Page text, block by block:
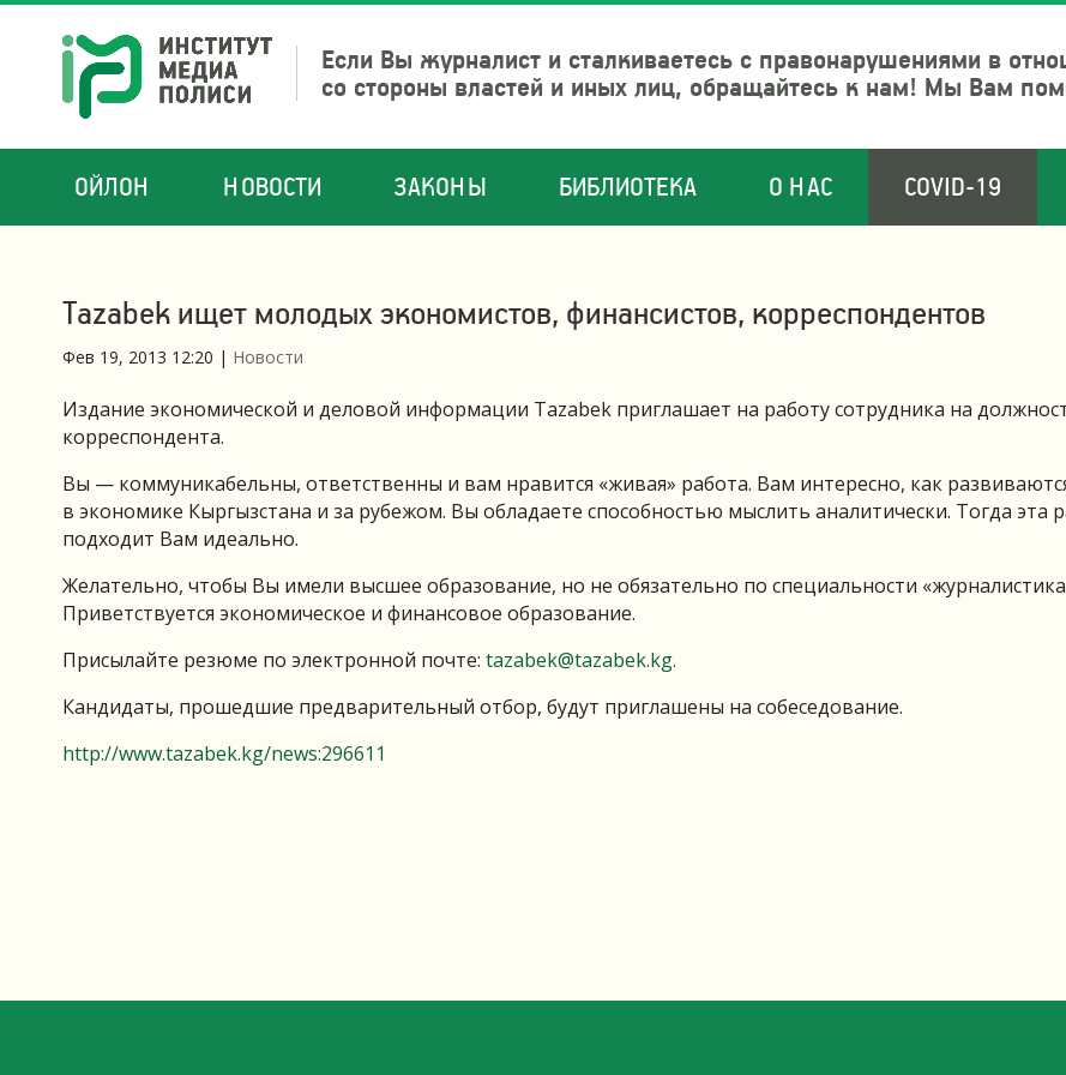
Если Вы журналист и сталкиваетесь с правонарушениями в
со стороны властей и иных лиц, обращайтесь к нам! Мы Вам
ОЙЛОН НОВОСТИ ЗАКОНЫ БИБЛИОТЕКА О НАС COVID-19
Tazabek ищет молодых экономистов, финансистов, корреспондентов
Фев 19, 2013 12:20 | Новости
Издание экономической и деловой информации Tazabek приглашает на работу сотрудника на
корреспондента.
Вы — коммуникабельны, ответственны и вам нравится «живая» работа. Вам интересно, как
в экономике Кыргызстана и за рубежом. Вы обладаете способностью мыслить аналитически. Тогда эта
подходит Вам идеально.
Желательно, чтобы Вы имели высшее образование, но не обязательно по специальности
Приветствуется экономическое и финансовое образование.
Присылайте резюме по электронной почте: tazabek@tazabek.kg.
Кандидаты, прошедшие предварительный отбор, будут приглашены на собеседование.
http://www.tazabek.kg/news:296611